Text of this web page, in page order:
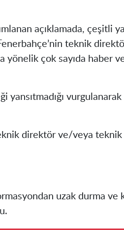
açıklamada, çeşitli
teknik
yönelik çok sayıda haber
yansıtmadığı
direktör ve/veya
uzak durma ve